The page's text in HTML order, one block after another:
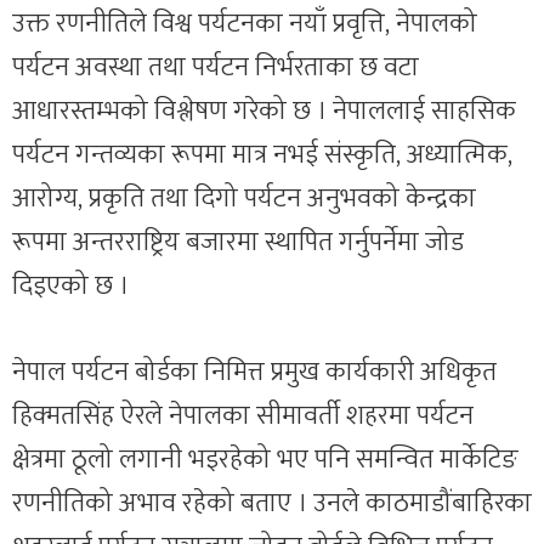
उक्त रणनीतिले विश्व पर्यटनका नयाँ प्रवृत्ति, नेपालको
पर्यटन अवस्था तथा पर्यटन निर्भरताका छ वटा
आधारस्तम्भको विश्लेषण गरेको छ । नेपाललाई साहसिक
पर्यटन गन्तव्यका रूपमा मात्र नभई संस्कृति, अध्यात्मिक,
आरोग्य, प्रकृति तथा दिगो पर्यटन अनुभवको केन्द्रका
रूपमा अन्तरराष्ट्रिय बजारमा स्थापित गर्नुपर्नेमा जोड
दिइएको छ ।
नेपाल पर्यटन बोर्डका निमित्त प्रमुख कार्यकारी अधिकृत
हिक्मतसिंह ऐरले नेपालका सीमावर्ती शहरमा पर्यटन
क्षेत्रमा ठूलो लगानी भइरहेको भए पनि समन्वित मार्केटिङ
रणनीतिको अभाव रहेको बताए । उनले काठमाडौंबाहिरका